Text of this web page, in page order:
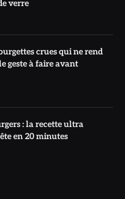
verre
crues qui ne rend
geste à faire avant
: la recette ultra
en 20 minutes